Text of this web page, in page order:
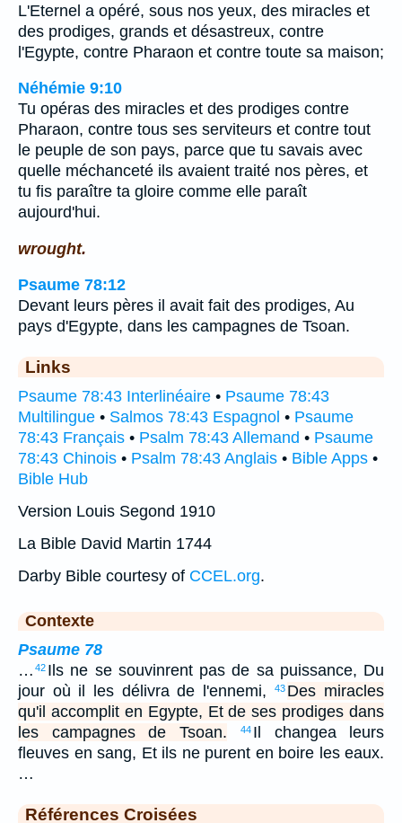
L'Eternel a opéré, sous nos yeux, des miracles et
des prodiges, grands et désastreux, contre
l'Egypte, contre Pharaon et contre toute sa maison;
Néhémie 9:10
Tu opéras des miracles et des prodiges contre
Pharaon, contre tous ses serviteurs et contre tout
le peuple de son pays, parce que tu savais avec
quelle méchanceté ils avaient traité nos pères, et
tu fis paraître ta gloire comme elle paraît
aujourd'hui.
wrought.
Psaume 78:12
Devant leurs pères il avait fait des prodiges, Au
pays d'Egypte, dans les campagnes de Tsoan.
Links
Psaume 78:43 Interlinéaire • Psaume 78:43
Multilingue • Salmos 78:43 Espagnol • Psaume
78:43 Français • Psalm 78:43 Allemand • Psaume
78:43 Chinois • Psalm 78:43 Anglais • Bible Apps •
Bible Hub
Version Louis Segond 1910
La Bible David Martin 1744
Darby Bible courtesy of CCEL.org.
Contexte
Psaume 78
… 42 Ils ne se souvinrent pas de sa puissance, Du
jour où il les délivra de l'ennemi,
43 Des miracles
qu'il accomplit en Egypte, Et de ses prodiges dans
les campagnes de Tsoan.
44 Il changea leurs
fleuves en sang, Et ils ne purent en boire les eaux.
…
Références Croisées